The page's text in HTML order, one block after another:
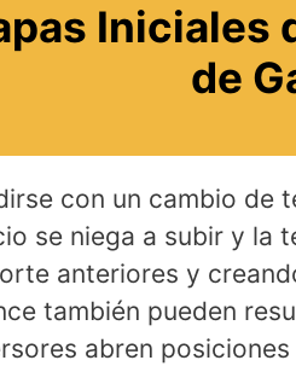
Iniciales
de
con un cambio de
se niega a subir y la
anteriores y
también pueden
abren